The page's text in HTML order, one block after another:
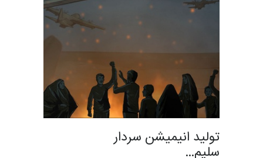
تولید انیمیشن سردار
سلیم…